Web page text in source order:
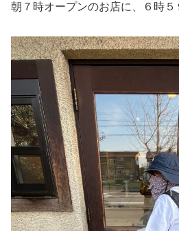
朝７時オープンのお店に、６時